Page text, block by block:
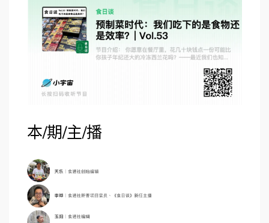
本/期/主/播